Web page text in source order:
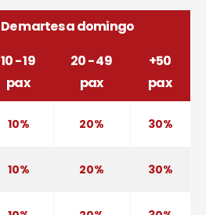
De martes a domingo
10 - 19
pax
20 - 49
pax
+50
pax
10% 20% 30%
10% 20% 30%